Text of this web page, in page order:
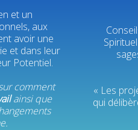
et un
aux
avoir une
et dans leur
Potentiel.
comment
ainsi que
« Les
qui